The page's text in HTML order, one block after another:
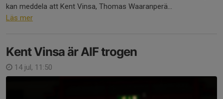
kan meddela att Kent Vinsa, Thomas Waaranperä...
Läs mer
Kent Vinsa är AIF trogen
14 jul, 11:50